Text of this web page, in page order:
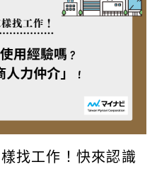
找工作！快來認識